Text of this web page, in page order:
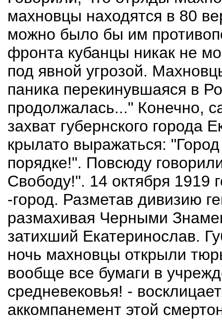
махновцы находятся в 80
можно было бы им
фронта кубанцы никак не
под явной угрозой.
паника перекинувшаяся в
продолжалась..." Конечно,
захват губернского города
крылато выражаться:
порядке!". Повсюду
Свободу!". 14 октября 1919
-город. Разметав дивизию
размахивая Черными
затихший Екатеринослав.
ночь махновцы открыли
вообще все бумаги в
средневековья! -
аккомпанемент этой